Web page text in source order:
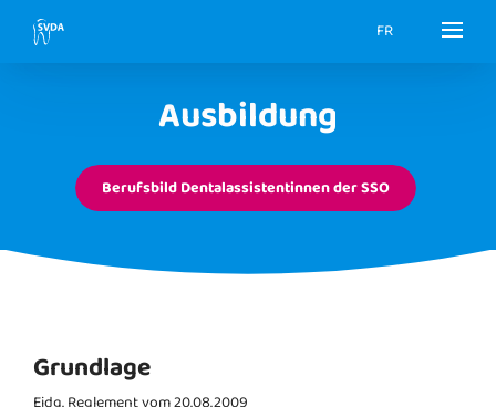
FR
Ausbildung
Berufsbild Dentalassistentinnen der SSO
Grundlage